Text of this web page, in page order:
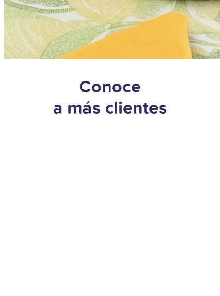
Conoce
a más clientes